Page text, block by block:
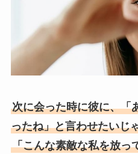
次に会った時に彼に、「
ったね」と言わせたいじ
「こんな素敵な私を放っ